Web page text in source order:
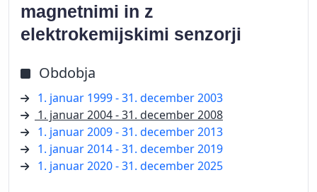
magnetnimi in z
elektrokemijskimi senzorji
Obdobja
1. januar 1999 - 31. december 2003
1. januar 2004 - 31. december 2008
1. januar 2009 - 31. december 2013
1. januar 2014 - 31. december 2019
1. januar 2020 - 31. december 2025